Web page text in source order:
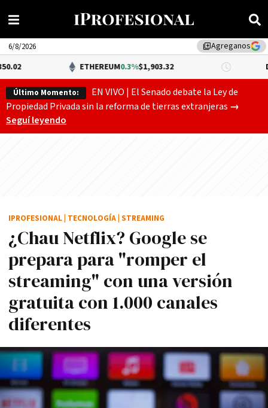
library_addAgreganos
6/8/2026
ETHEREUM0.3%$1,903.32 DÓLAR BNA
Último Momento:
EN VIVO | El Senado debate la Ley de
Propiedad Privada sin la reforma de tierras extranjeras →
Seguí leyendo
¿Chau Netflix? Google se
prepara para "romper el
streaming" con una versión
gratuita con 1.000 canales
diferentes
IPROFESIONAL TECNOLOGÍA STREAMING